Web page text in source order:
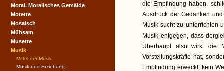
die Empfindung haben,
Ausdruck der Gedanken
Musik sucht zu unterrichten
Musik entgegen, dass
Überhaupt also wirkt die
Vorstellungskräfte hat,
Empfindung erweckt, kein
Moral. Moralisches Gemälde
Motette
Mosaisch
Mühsam
Musette
Musik
Mittel der Musik
Musik und Erziehung